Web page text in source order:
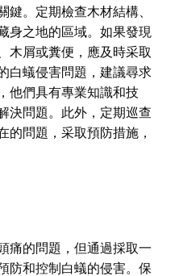
鍵。定期檢查木材結構、
身之地的區域。如果發現
木屑或糞便，應及時采取
白蟻侵害問題，建議尋求
他們具有專業知識和技
決問題。此外，定期巡查
的問題，采取預防措施，
痛的問題，但通過採取一
防和控制白蟻的侵害。保